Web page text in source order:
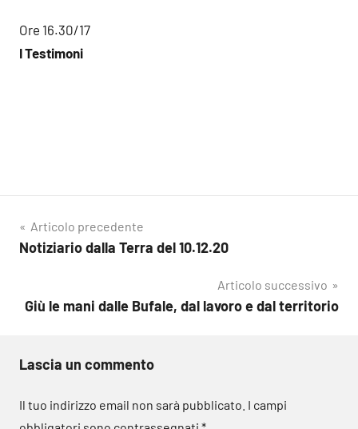
Ore 16.30/17
I Testimoni
Navigazione
articoli
Articolo precedente
Notiziario dalla Terra del 10.12.20
Articolo successivo
Giù le mani dalle Bufale, dal lavoro e dal territorio
Lascia un commento
Il tuo indirizzo email non sarà pubblicato. I campi